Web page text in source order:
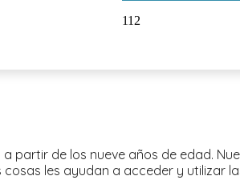
112
partir de los nueve años de edad.
les ayudan a acceder y utilizar